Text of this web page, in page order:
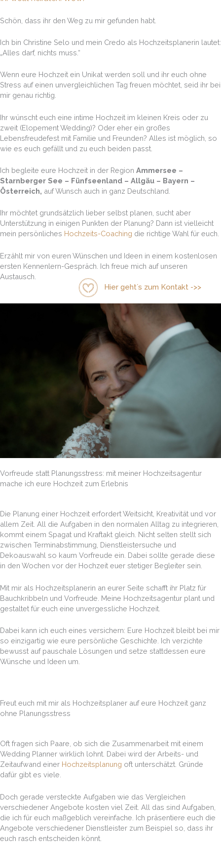
Schön, dass ihr den Weg zu mir gefunden habt.
Ich bin Christine Selo und mein Credo als Hochzeitsplanerin lautet:
„Alles darf, nichts muss.“
Wenn eure Hochzeit ein Unikat werden soll und ihr euch ohne
Stress auf einen unvergleichlichen Tag freuen möchtet, seid ihr bei
mir genau richtig.
Ihr wünscht euch eine intime Hochzeit im kleinen Kreis oder zu
zweit (Elopement Wedding)? Oder eher ein großes
Lebensfreudefest mit Familie und Freunden? Alles ist möglich, so
wie es euch gefällt und zu euch beiden passt.
Ich begleite eure Hochzeit in der Region Ammersee –
Starnberger See – Fünfseenland – Allgäu – Bayern –
Österreich, auf Wunsch auch in ganz Deutschland.
Ihr möchtet grundsätzlich lieber selbst planen, sucht aber
Unterstützung in einigen Punkten der Planung? Dann ist vielleicht
mein persönliches Hochzeits-Coaching die richtige Wahl für euch.
Erzählt mir von euren Wünschen und Ideen in einem kostenlosen
ersten Kennenlern-Gespräch. Ich freue mich auf unseren
Austausch.
Hier geht´s zum Kontakt ->>
Vorfreude statt Planungsstress: mit meiner Hochzeitsagentur
mache ich eure Hochzeit zum Erlebnis
Die Planung einer Hochzeit erfordert Weitsicht, Kreativität und vor
allem Zeit. All die Aufgaben in den normalen Alltag zu integrieren,
kommt einem Spagat und Kraftakt gleich. Nicht selten stellt sich
zwischen Terminabstimmung, Dienstleistersuche und
Dekoauswahl so kaum Vorfreude ein. Dabei sollte gerade diese
in den Wochen vor der Hochzeit euer stetiger Begleiter sein.
Mit mir als Hochzeitsplanerin an eurer Seite schafft ihr Platz für
Bauchkribbeln und Vorfreude. Meine Hochzeitsagentur plant und
gestaltet für euch eine unvergessliche Hochzeit.
Dabei kann ich euch eines versichern: Eure Hochzeit bleibt bei mir
so einzigartig wie eure persönliche Geschichte. Ich verzichte
bewusst auf pauschale Lösungen und setze stattdessen eure
Wünsche und Ideen um.
Freut euch mit mir als Hochzeitsplaner auf eure Hochzeit ganz
ohne Planungsstress
Oft fragen sich Paare, ob sich die Zusammenarbeit mit einem
Wedding Planner wirklich lohnt. Dabei wird der Arbeits- und
Zeitaufwand einer Hochzeitsplanung oft unterschätzt. Gründe
dafür gibt es viele.
Doch gerade versteckte Aufgaben wie das Vergleichen
verschiedener Angebote kosten viel Zeit. All das sind Aufgaben,
die ich für euch maßgeblich vereinfache. Ich präsentiere euch die
Angebote verschiedener Dienstleister zum Beispiel so, dass ihr
euch rasch entscheiden könnt.